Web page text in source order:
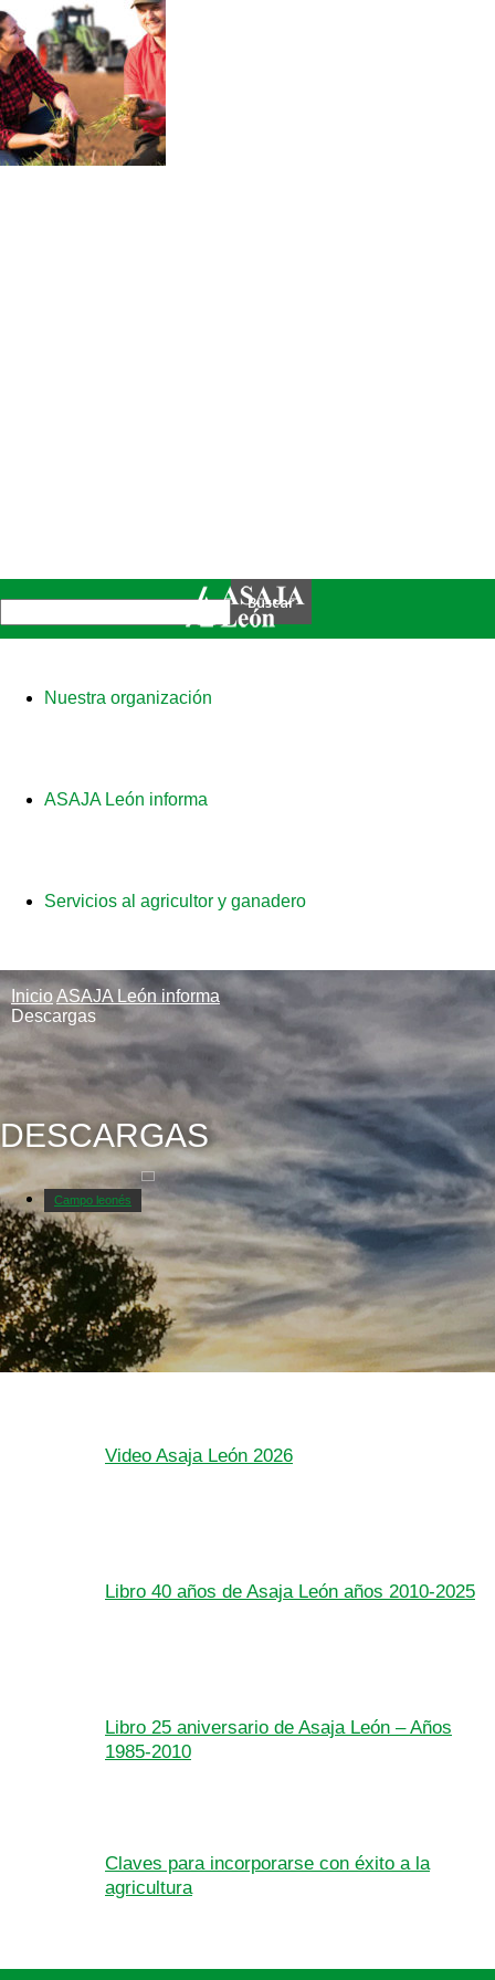
Nuestra organización
ASAJA León informa
Servicios al agricultor y ganadero
InicioASAJA León informa
Descargas
DESCARGAS
Campo leonés
Video Asaja León 2026
Libro 40 años de Asaja León años 2010-2025
Libro 25 aniversario de Asaja León – Años
1985-2010
Claves para incorporarse con éxito a la
agricultura